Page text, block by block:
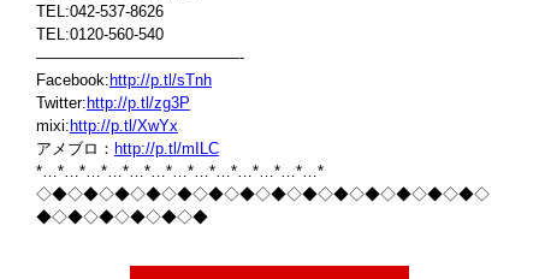
TEL:042-537-8626
TEL:0120-560-540
—————————————-
Facebook: http://p.tl/sTnh
Twitter: http://p.tl/zg3P
mixi: http://p.tl/XwYx
アメブロ： http://p.tl/mILC
*…*…*…*…*…*…*…*…*…*…*…*…*…*
◇◆◇◆◇◆◇◆◇◆◇◆◇◆◇◆◇◆◇◆◇◆◇◆◇◆◇◆◇
◆◇◆◇◆◇◆◇◆◇◆